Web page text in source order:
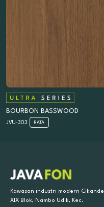
BOURBON BASSWOOD
JVU-303 RATA
Kawasan industri modern Cikande
XIX Blok, Nambo Udik, Kec.